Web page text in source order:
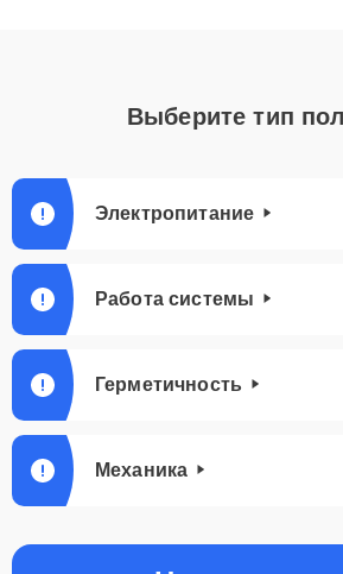
Выберите тип
Электропитание
Работа системы
Герметичность
Механика